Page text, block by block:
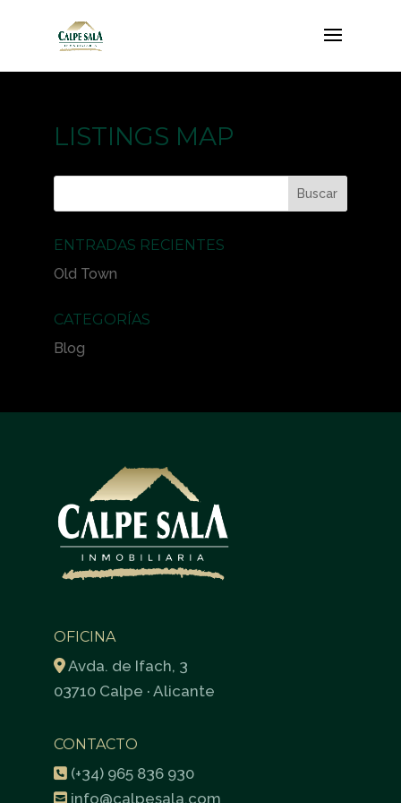
LISTINGS MAP
ENTRADAS RECIENTES
Old Town
CATEGORÍAS
Blog
OFICINA
Avda. de Ifach, 3
03710 Calpe · Alicante
CONTACTO
(+34) 965 836 930
info@calpesala.com